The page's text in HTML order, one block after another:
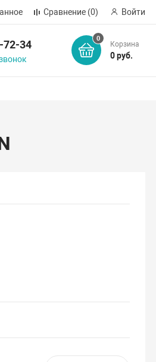
Сравнение (0) Войти
72-34 0
Корзина
0 руб.